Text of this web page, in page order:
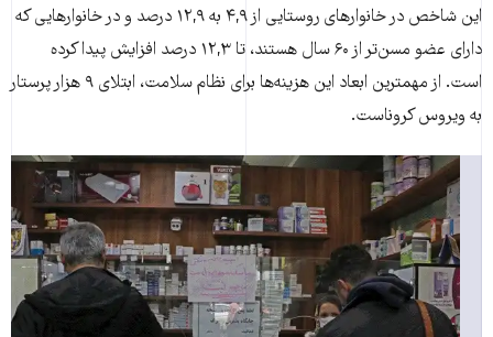
این شاخص در خانوارهای روستایی از ۴,۹ به ۱۲,۹ درصد و در خانوارهایی که
دارای عضو مسن‌تر از ۶۰ سال هستند، تا ۱۲,۳ درصد افزایش پیدا کرده
است. از مهمترین ابعاد این هزینه‌ها برای نظام سلامت، ابتلای ۹ هزار پرستار
به ویروس کروناست.